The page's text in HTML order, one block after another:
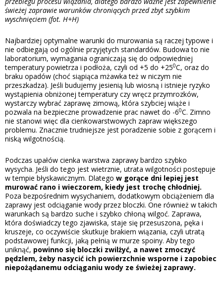
świeżej zaprawie warunków chroniących przed zbyt szybkim
wyschnięciem (fot. H+H)
Najbardziej optymalne warunki do murowania są raczej typowe i
nie odbiegają od ogólnie przyjętych standardów. Budowa to nie
laboratorium, wymagania ograniczają się do odpowiedniej
temperatury powietrza i podłoża, czyli od +5 do +250C, oraz do
braku opadów (choć siąpiąca mżawka też w niczym nie
przeszkadza). Jeśli budujemy jesienią lub wiosną i istnieje ryzyko
wystąpienia obniżonej temperatury czy wręcz przymrozków,
wystarczy wybrać zaprawę zimową, która szybciej wiąże i
pozwala na bezpieczne prowadzenie prac nawet do -60C. Zimno
nie stanowi więc dla cienkowarstwowych zapraw większego
problemu. Znacznie trudniejsze jest poradzenie sobie z gorącem i
niską wilgotnością.
Podczas upałów cienka warstwa zaprawy bardzo szybko
wysycha. Jeśli do tego jest wietrznie, utrata wilgotności postępuje
w tempie błyskawicznym. Dlatego w gorące dni lepiej jest
murować rano i wieczorem, kiedy jest trochę chłodniej.
Poza bezpośrednim wysychaniem, dodatkowym obciążeniem dla
zaprawy jest odciąganie wody przez bloczki. One również w takich
warunkach są bardzo suche i szybko chłoną wilgoć. Zaprawa,
która doświadczy tego zjawiska, staje się przesuszona, pęka i
kruszeje, co oczywiście skutkuje brakiem wiązania, czyli utratą
podstawowej funkcji, jaką pełnią w murze spoiny. Aby tego
uniknąć, powinno się bloczki zwilżyć, a nawet zmoczyć
pędzlem, żeby nasycić ich powierzchnie wsporne i zapobiec
niepożądanemu odciąganiu wody ze świeżej zaprawy.